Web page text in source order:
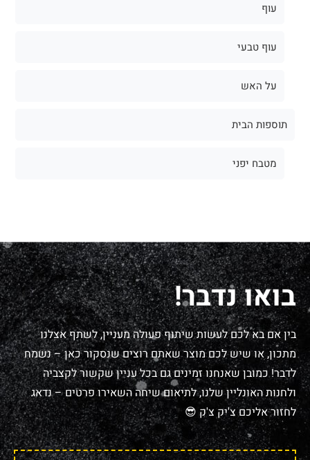
עוף
עוף טבעי
על האש
תוספות הבית
מטבח יפני
בואו נדבר!
בין אם בא לכם לעשות שיתוף פעולה מעניין, לשתף אצלנו
מתכון, או שיש לכם מוצר שאתם רוצים שנסקור כאן – נשמח
לדבר! כמובן שאנחנו זמינים גם בכל עניין שקשור לקצביה
ולחנות האונליין שלנו, לתיאום שיחה השאירו פרטים – נדאג
לחזור אליכם צ'יק צ'ק 😎